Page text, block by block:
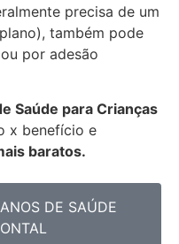
precisa de um
também pode
por adesão
Saúde para Crianças
x benefício e
baratos.
DE SAÚDE